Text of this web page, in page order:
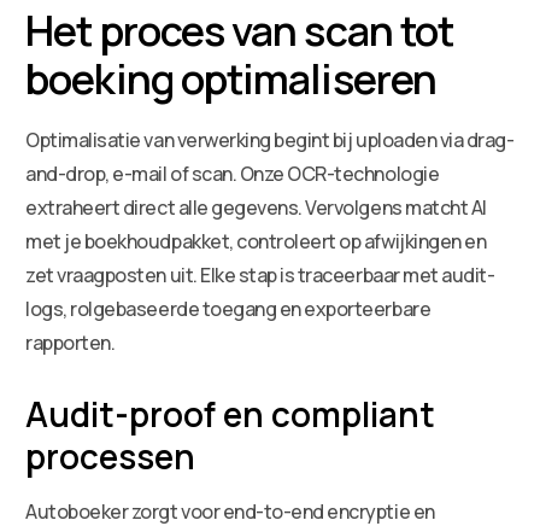
Het proces van scan tot
boeking optimaliseren
Optimalisatie van verwerking begint bij uploaden via drag-
and-drop, e-mail of scan. Onze OCR-technologie
extraheert direct alle gegevens. Vervolgens matcht AI
met je boekhoudpakket, controleert op afwijkingen en
zet vraagposten uit. Elke stap is traceerbaar met audit-
logs, rolgebaseerde toegang en exporteerbare
rapporten.
Audit-proof en compliant
processen
Autoboeker zorgt voor end-to-end encryptie en